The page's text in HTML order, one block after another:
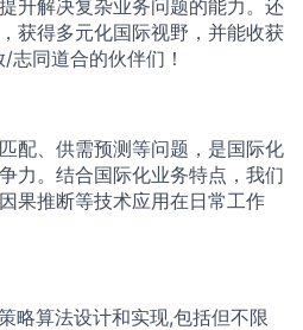
升解决复杂业务问题的能力。还
获得多元化国际视野，并能收获
同道合的伙伴们！
配、供需预测等问题，是国际化
力。结合国际化业务特点，我们
果推断等技术应用在日常工作
略算法设计和实现,包括但不限